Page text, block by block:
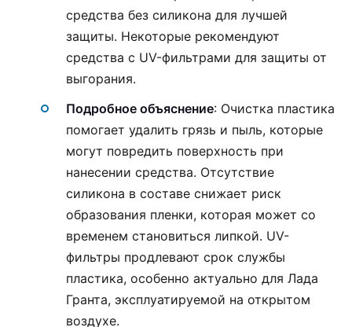
средства без силикона для лучшей
защиты. Некоторые рекомендуют
средства с UV-фильтрами для защиты от
выгорания.
Подробное объяснение: Очистка пластика
помогает удалить грязь и пыль, которые
могут повредить поверхность при
нанесении средства. Отсутствие
силикона в составе снижает риск
образования пленки, которая может со
временем становиться липкой. UV-
фильтры продлевают срок службы
пластика, особенно актуально для Лада
Гранта, эксплуатируемой на открытом
воздухе.